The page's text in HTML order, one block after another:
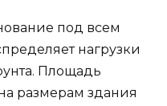
под всем
нагрузки
Площадь
размерам здания